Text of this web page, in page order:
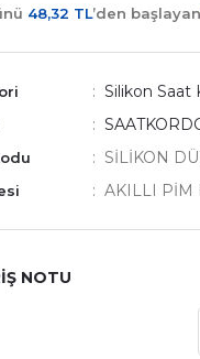
48,32 TL’den
Silikon Saat
SİLİKON
AKILLI PİM
NOTU